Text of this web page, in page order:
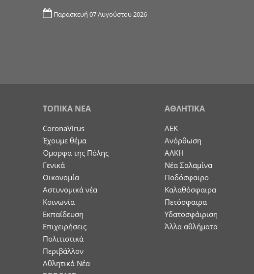
Παρασκευή 07 Αυγούστου 2026
ΤΟΠΙΚΑ ΝΕΑ
CoronaVirus
Έχουμε θέμα
Όμορφα της Πόλης
Γενικά
Οικονομία
Aστυνομικά νέα
Κοινωνία
Εκπαίδευση
Επιχειρήσεις
Πολιτιστικά
Περιβάλλον
Αθλητικά Νέα
ΑΘΛΗΤΙΚΑ
ΑΕΚ
Ανόρθωση
ΑΛΚΗ
Νέα Σαλαμίνα
Ποδόσφαιρο
Καλαθόσφαιρα
Πετόσφαιρα
Υδατοσφάιριση
Άλλα αθλήματα